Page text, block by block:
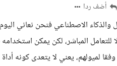
أضف ردا
والذكاء الاصطناعي فنحن نعاني
للتعامل المباشر، لكن يمكن
لميولهم، يعني لا يتعدى كونه